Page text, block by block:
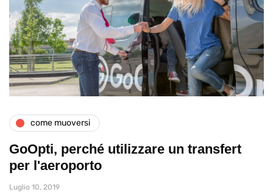
come muoversi
GoOpti, perché utilizzare un transfert
per l'aeroporto
Luglio 10, 2019